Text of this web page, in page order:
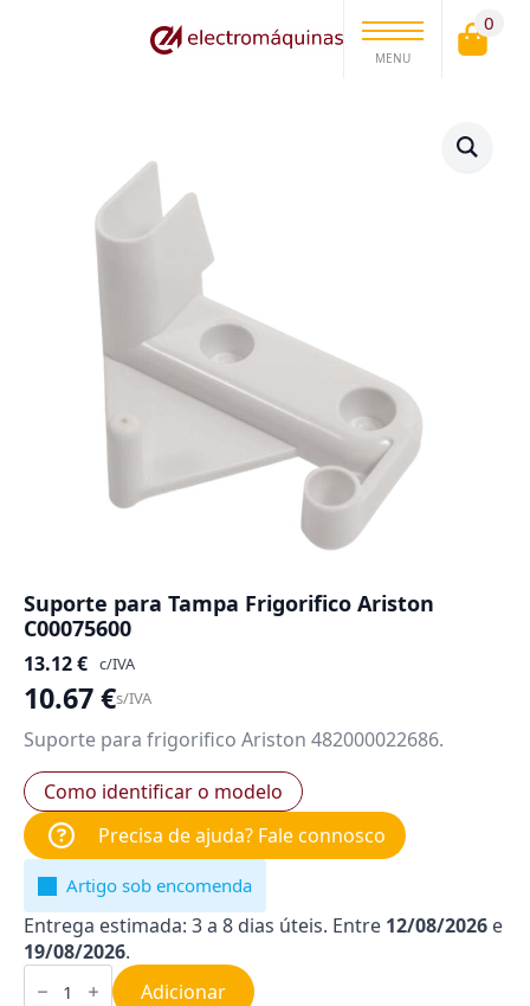
MENU
0
Suporte para Tampa Frigorifico Ariston
C00075600
13.12€ c/IVA
10.67€s/IVA
Suporte para frigorifico Ariston 482000022686.
Como identificar o modelo
Precisa de ajuda? Fale connosco
Artigo sob encomenda
Entrega estimada: 3 a 8 dias úteis. Entre 12/08/2026 e
19/08/2026.
Quantidade
de Adicionar